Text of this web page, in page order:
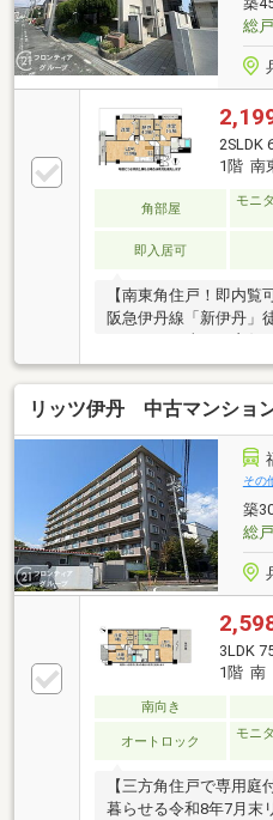
総
2SLDK
1階 南
角部屋
モニ
即入居可
【南東角住戸！即内
阪急伊丹線「新伊丹」
が豊富でお部屋スッキ
リッツ伊丹 中古マンショ
その
築
総
3LDK
1階 南
南向き
オートロック
モニ
【三方角住戸で専用庭
暮らせる令和8年7月末